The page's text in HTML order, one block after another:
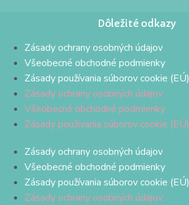
Dôležité odkazy
Zásady ochrany osobných údajov
Všeobecné obchodné podmienky
Zásady používania súborov cookie (EÚ)
Zásady ochrany osobných údajov
Všeobecné obchodné podmienky
Zásady používania súborov cookie (EÚ)
Zásady ochrany osobných údajov
Všeobecné obchodné podmienky
Zásady používania súborov cookie (EÚ)
Zásady ochrany osobných údajov